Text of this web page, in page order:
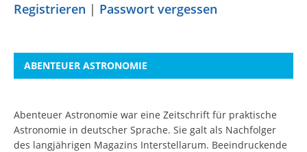
Registrieren | Passwort vergessen
ABENTEUER ASTRONOMIE
Abenteuer Astronomie war eine Zeitschrift für praktische
Astronomie in deutscher Sprache. Sie galt als Nachfolger
des langjährigen Magazins Interstellarum. Beeindruckende